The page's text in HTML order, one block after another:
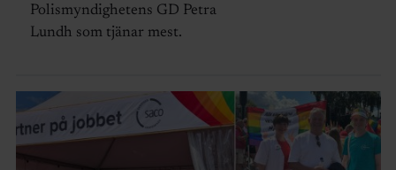
Polismyndighetens GD Petra
Lundh som tjänar mest.